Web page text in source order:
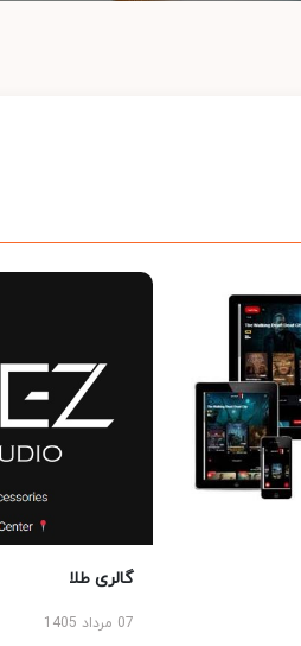
گالری طلا
07 مرداد 1405